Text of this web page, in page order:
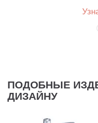
ПОДОБНЫЕ
ДИЗАЙНУ